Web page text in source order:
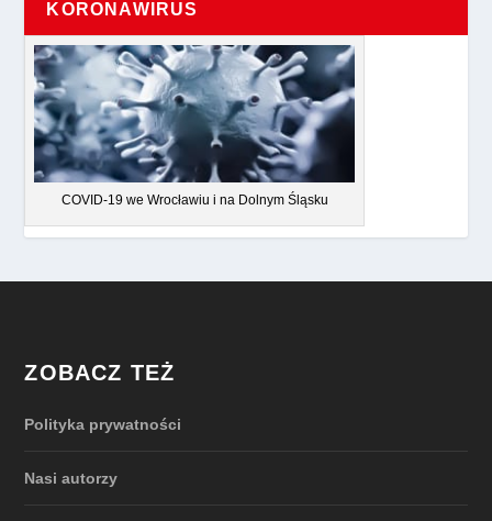
KORONAWIRUS
COVID-19 we Wrocławiu i na Dolnym Śląsku
ZOBACZ TEŻ
Polityka prywatności
Nasi autorzy